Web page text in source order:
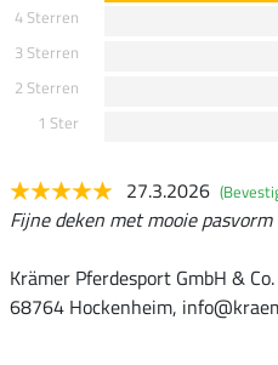
4 Sterren
3 Sterren
2 Sterren
1 Ster
27.3.2026
Fijne deken met mooie pasvorm
Krämer Pferdesport GmbH &
68764 Hockenheim,